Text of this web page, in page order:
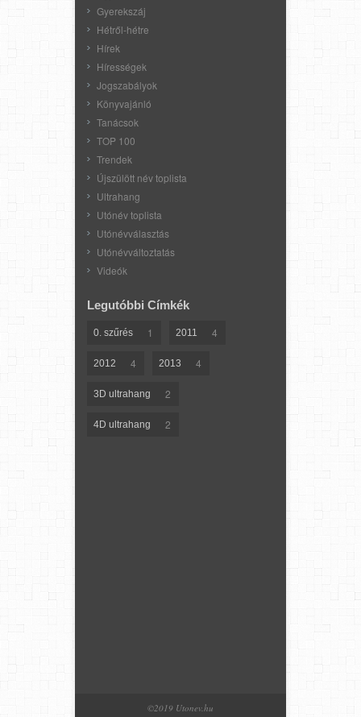
Gyerekszáj
Hétről-hétre
Hírek
Hírességek
Jogszabályok
Könyvajánló
Tanácsok
TOP 100
Trendek
Újszülött név toplista
Ultrahang
Utónév toplista
Utónévválasztás
Utónévváltoztatás
Videók
Legutóbbi Címkék
0. szűrés 1 2011 4
2012 4 2013 4
3D ultrahang 2
4D ultrahang 2
©2019 Utonev.hu